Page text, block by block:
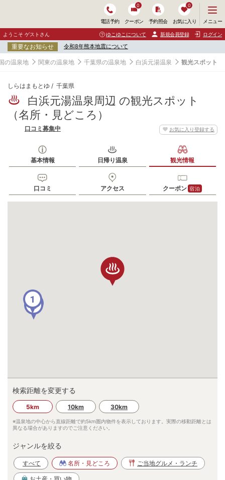
電話予約 クーポン
0
予約照会 お気に入り
0
ニ
ュ
ー
開
く
メニュー
ようこそ ゲストさん ゆこゆこについて 新規会員登録 ログイン
重要なお知らせ 令和8年熊本地震について
の温泉地 関東の温泉地 千葉県の温泉地 白浜元湯温泉 観光スポット
しらはまもとゆ 千葉県
白浜元湯温泉周辺 の観光スポット
（名所・見どころ）
お気に入り登録する
口コミ募集中
基本情報 日帰り温泉 観光情報
口コミ アクセス クーポン 宿泊
1
2
3
検索距離を変更する
5km 10km 30km
※温泉地の中心から直線距離で約5km圏内物件を表示しております。実際の移動距離とは
異なる場合がありますのでご注意ください。
ジャンルを絞る
すべて 名所・見どころ ご当地グルメ・ランチ